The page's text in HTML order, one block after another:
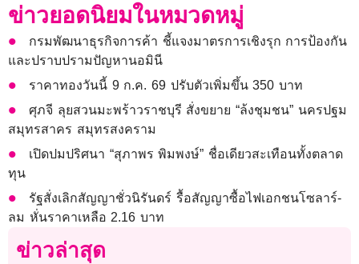
ข่าวยอดนิยมในหมวดหมู่
กรมพัฒนาธุรกิจการค้า ชี้แจงมาตรการเชิงรุก การป้องกัน
และปราบปรามปัญหานอมินี
ราคาทองวันนี้ 9 ก.ค. 69 ปรับตัวเพิ่มขึ้น 350 บาท
ศุภจี ลุยสวนมะพร้าวราชบุรี สั่งขยาย “ล้งชุมชน” นครปฐม
สมุทรสาคร สมุทรสงคราม
เปิดปมปริศนา “สุภาพร พิมพงษ์” ชื่อเดียวสะเทือนทั้งตลาด
ทุน
รัฐสั่งเลิกสัญญาชั่วนิรันดร์ รื้อสัญญาซื้อไฟเอกชนโซลาร์-
ลม หั่นราคาเหลือ 2.16 บาท
ข่าวล่าสุด